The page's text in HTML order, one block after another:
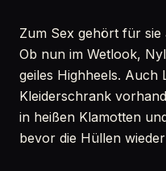
Zum Sex gehört für
Ob nun im Wetlook,
geiles Highheels. Auch
Kleiderschrank
in heißen Klamotten
bevor die Hüllen